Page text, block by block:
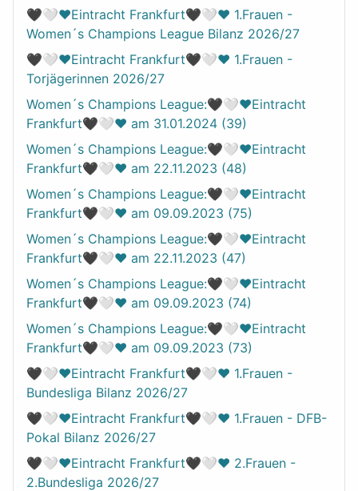
🖤🤍❤️Eintracht Frankfurt🖤🤍❤️ 1.Frauen -
Women´s Champions League Bilanz 2026/27
🖤🤍❤️Eintracht Frankfurt🖤🤍❤️ 1.Frauen -
Torjägerinnen 2026/27
Women´s Champions League:🖤🤍❤️Eintracht
Frankfurt🖤🤍❤️ am 31.01.2024 (39)
Women´s Champions League:🖤🤍❤️Eintracht
Frankfurt🖤🤍❤️ am 22.11.2023 (48)
Women´s Champions League:🖤🤍❤️Eintracht
Frankfurt🖤🤍❤️ am 09.09.2023 (75)
Women´s Champions League:🖤🤍❤️Eintracht
Frankfurt🖤🤍❤️ am 22.11.2023 (47)
Women´s Champions League:🖤🤍❤️Eintracht
Frankfurt🖤🤍❤️ am 09.09.2023 (74)
Women´s Champions League:🖤🤍❤️Eintracht
Frankfurt🖤🤍❤️ am 09.09.2023 (73)
🖤🤍❤️Eintracht Frankfurt🖤🤍❤️ 1.Frauen -
Bundesliga Bilanz 2026/27
🖤🤍❤️Eintracht Frankfurt🖤🤍❤️ 1.Frauen - DFB-
Pokal Bilanz 2026/27
🖤🤍❤️Eintracht Frankfurt🖤🤍❤️ 2.Frauen -
2.Bundesliga 2026/27